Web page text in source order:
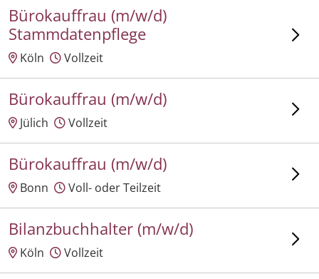
Bürokauffrau (m/w/d)
Stammdatenpflege
Köln Vollzeit
Bürokauffrau (m/w/d)
Jülich Vollzeit
Bürokauffrau (m/w/d)
Bonn Voll- oder Teilzeit
Bilanzbuchhalter (m/w/d)
Köln Vollzeit